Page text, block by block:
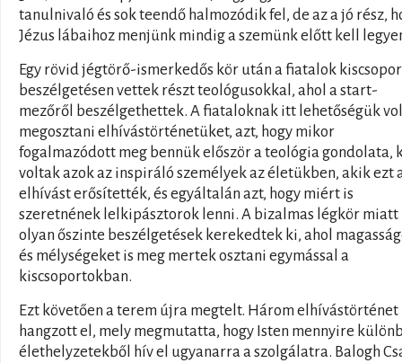
tanulnivaló és sok teendő halmozódik fel, de az a jó rész,
Jézus lábaihoz menjünk mindig a szemünk előtt kell
Egy rövid jégtörő-ismerkedős kör után a fiatalok
beszélgetésen vettek részt teológusokkal, ahol a start-
mezőről beszélgethettek. A fiataloknak itt lehetőségük
megosztani elhívástörténetüket, azt, hogy mikor
fogalmazódott meg bennük először a teológia gondolata,
voltak azok az inspiráló személyek az életükben, akik ezt
elhívást erősítették, és egyáltalán azt, hogy miért is
szeretnének lelkipásztorok lenni. A bizalmas légkör miatt
olyan őszinte beszélgetések kerekedtek ki, ahol
és mélységeket is meg mertek osztani egymással a
kiscsoportokban.
Ezt követően a terem újra megtelt. Három elhívástörténet
hangzott el, mely megmutatta, hogy Isten mennyire
élethelyzetekből hív el ugyanarra a szolgálatra. Balogh